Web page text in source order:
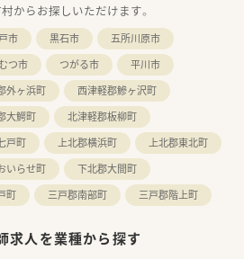
からお探しいただけます。
市 黒石市
五所川原市
むつ市 つがる市
平川市
外ヶ浜町
西津軽郡鰺ヶ沢町
大鰐町
北津軽郡板柳町
戸町 上北郡横浜町
上北郡東北町
いらせ町
下北郡大間町
町 三戸郡南部町 三戸郡階上町
求人を業種から探す